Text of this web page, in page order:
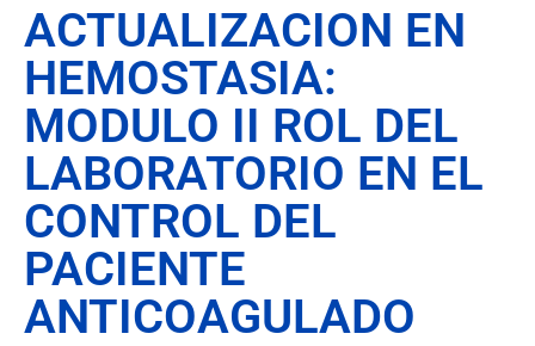
ACTUALIZACION EN
HEMOSTASIA:
MODULO II ROL DEL
LABORATORIO EN EL
CONTROL DEL
PACIENTE
ANTICOAGULADO